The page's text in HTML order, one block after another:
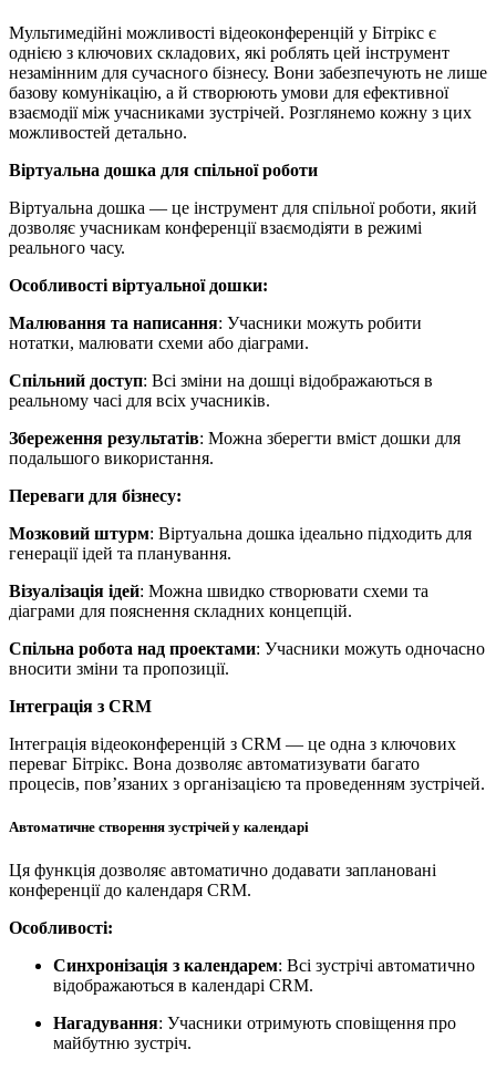
Мультимедійні можливості відеоконференцій у Бітрікс є
однією з ключових складових, які роблять цей інструмент
незамінним для сучасного бізнесу. Вони забезпечують не лише
базову комунікацію, а й створюють умови для ефективної
взаємодії між учасниками зустрічей. Розглянемо кожну з цих
можливостей детально.
Віртуальна дошка для спільної роботи
Віртуальна дошка — це інструмент для спільної роботи, який
дозволяє учасникам конференції взаємодіяти в режимі
реального часу.
Особливості віртуальної дошки:
Малювання та написання: Учасники можуть робити
нотатки, малювати схеми або діаграми.
Спільний доступ: Всі зміни на дошці відображаються в
реальному часі для всіх учасників.
Збереження результатів: Можна зберегти вміст дошки для
подальшого використання.
Переваги для бізнесу:
Мозковий штурм: Віртуальна дошка ідеально підходить для
генерації ідей та планування.
Візуалізація ідей: Можна швидко створювати схеми та
діаграми для пояснення складних концепцій.
Спільна робота над проектами: Учасники можуть одночасно
вносити зміни та пропозиції.
Інтеграція з CRM
Інтеграція відеоконференцій з CRM — це одна з ключових
переваг Бітрікс. Вона дозволяє автоматизувати багато
процесів, пов’язаних з організацією та проведенням зустрічей.
Автоматичне створення зустрічей у календарі
Ця функція дозволяє автоматично додавати заплановані
конференції до календаря CRM.
Особливості:
Синхронізація з календарем: Всі зустрічі автоматично
відображаються в календарі CRM.
Нагадування: Учасники отримують сповіщення про
майбутню зустріч.